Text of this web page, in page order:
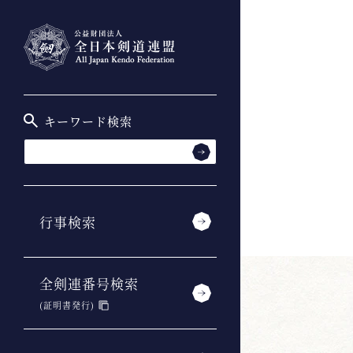
キーワード検索
行事検索
全剣連番号検索
(証明書発行)